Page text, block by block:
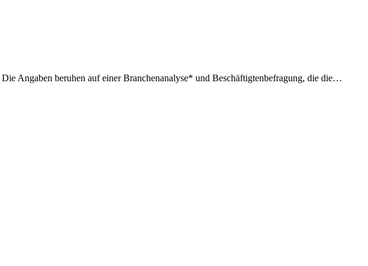
Angaben beruhen auf einer Branchenanalyse* und Beschäftigtenbefragung, die die…